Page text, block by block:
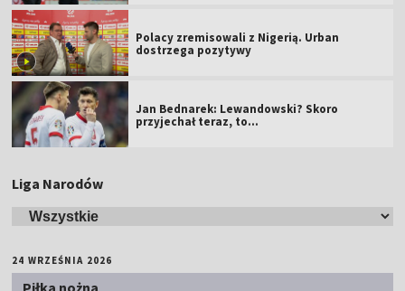
Polacy zremisowali z Nigerią. Urban
dostrzega pozytywy
Jan Bednarek: Lewandowski? Skoro
przyjechał teraz, to…
Liga Narodów
24 WRZEŚNIA 2026